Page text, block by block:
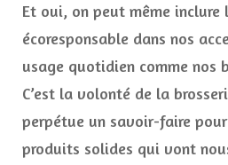
Et oui, on peut même inclure
écoresponsable dans nos
usage quotidien comme nos
C’est la volonté de la
perpétue un savoir-faire
produits solides qui vont